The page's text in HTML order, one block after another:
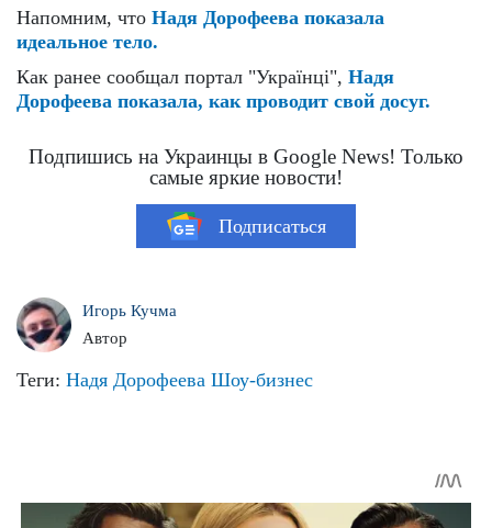
Напомним, что Надя Дорофеева показала
идеальное тело.
Как ранее сообщал портал "Українці", Надя
Дорофеева показала, как проводит свой досуг.
Подпишись на Украинцы в Google News! Только
самые яркие новости!
Подписаться
Игорь Кучма
Автор
Теги: Надя Дорофеева Шоу-бизнес